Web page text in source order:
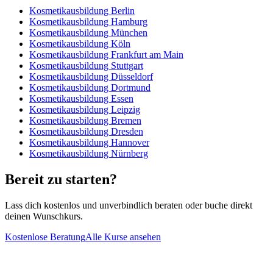
Kosmetikausbildung Berlin
Kosmetikausbildung Hamburg
Kosmetikausbildung München
Kosmetikausbildung Köln
Kosmetikausbildung Frankfurt am Main
Kosmetikausbildung Stuttgart
Kosmetikausbildung Düsseldorf
Kosmetikausbildung Dortmund
Kosmetikausbildung Essen
Kosmetikausbildung Leipzig
Kosmetikausbildung Bremen
Kosmetikausbildung Dresden
Kosmetikausbildung Hannover
Kosmetikausbildung Nürnberg
Bereit zu starten?
Lass dich kostenlos und unverbindlich beraten oder buche direkt
deinen Wunschkurs.
Kostenlose BeratungAlle Kurse ansehen